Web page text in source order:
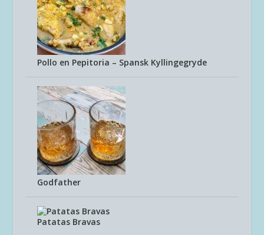
Pollo en Pepitoria – Spansk Kyllingegryde
Godfather
Patatas Bravas